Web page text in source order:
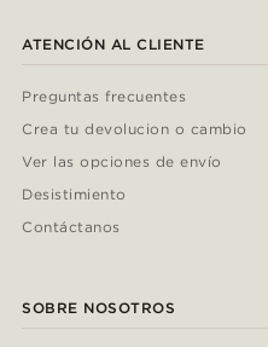
ATENCIÓN AL CLIENTE
Preguntas frecuentes
Crea tu devolucion o cambio
Ver las opciones de envío
Desistimiento
Contáctanos
SOBRE NOSOTROS